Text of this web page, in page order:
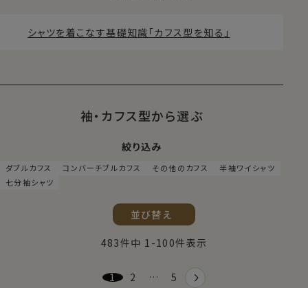
シャツを着こなす基礎知識「カフス型を知る」
袖・カフス型から選ぶ
絞り込み
ダブルカフス コンバーチブルカフス その他のカフス
半袖ワイシャツ
七分袖シャツ
並び替え
483件中 1 -100件表示
1 2 … 5